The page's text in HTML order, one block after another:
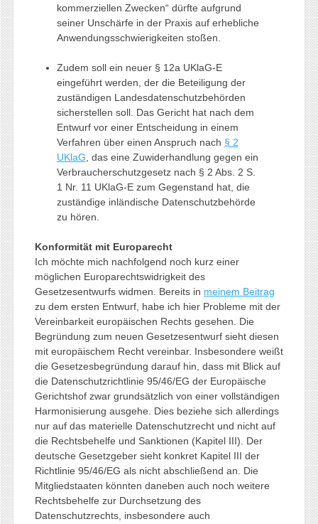
kommerziellen Zwecken“ dürfte aufgrund
seiner Unschärfe in der Praxis auf erhebliche
Anwendungsschwierigkeiten stoßen.
Zudem soll ein neuer § 12a UKlaG-E
eingeführt werden, der die Beteiligung der
zuständigen Landesdatenschutzbehörden
sicherstellen soll. Das Gericht hat nach dem
Entwurf vor einer Entscheidung in einem
Verfahren über einen Anspruch nach § 2
UKlaG, das eine Zuwiderhandlung gegen ein
Verbraucherschutzgesetz nach § 2 Abs. 2 S.
1 Nr. 11 UKlaG-E zum Gegenstand hat, die
zuständige inländische Datenschutzbehörde
zu hören.
Konformität mit Europarecht
Ich möchte mich nachfolgend noch kurz einer
möglichen Europarechtswidrigkeit des
Gesetzesentwurfs widmen. Bereits in meinem Beitrag
zu dem ersten Entwurf, habe ich hier Probleme mit der
Vereinbarkeit europäischen Rechts gesehen. Die
Begründung zum neuen Gesetzesentwurf sieht diesen
mit europäischem Recht vereinbar. Insbesondere weißt
die Gesetzesbegründung darauf hin, dass mit Blick auf
die Datenschutzrichtlinie 95/46/EG der Europäische
Gerichtshof zwar grundsätzlich von einer vollständigen
Harmonisierung ausgehe. Dies beziehe sich allerdings
nur auf das materielle Datenschutzrecht und nicht auf
die Rechtsbehelfe und Sanktionen (Kapitel III). Der
deutsche Gesetzgeber sieht konkret Kapitel III der
Richtlinie 95/46/EG als nicht abschließend an. Die
Mitgliedstaaten könnten daneben auch noch weitere
Rechtsbehelfe zur Durchsetzung des
Datenschutzrechts, insbesondere auch